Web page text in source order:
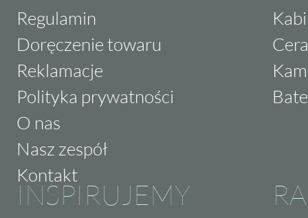
Regulamin
Doręczenie towaru
Reklamacje
Polityka prywatności
O nas
Nasz zespół
Kontakt
INSPIRUJEMY